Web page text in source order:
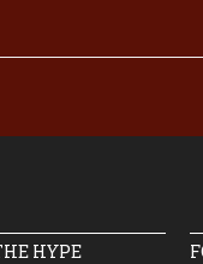
HYPE